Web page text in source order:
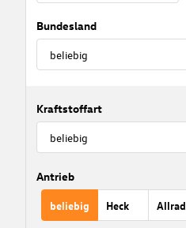
Bundesland
Kraftstoffart
Antrieb
beliebig Heck Allrad